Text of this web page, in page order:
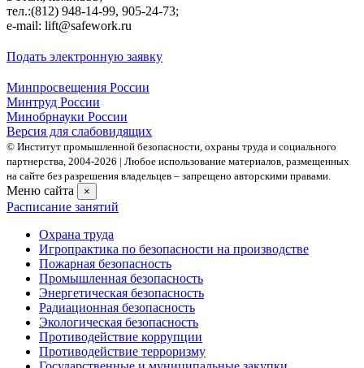
тел.:(812) 948-14-99, 905-24-73;
e-mail: lift@safework.ru
Подать электронную заявку
Минпросвещения России
Минтруд России
Минобрнауки России
Версия для слабовидящих
© Институт промышленной безопасности, охраны труда и социального
партнерства, 2004- 2026 | Любое использование материалов, размещенных
на сайте без разрешения владельцев – запрещено авторскими правами.
Меню сайта ×
Расписание занятий
Охрана труда
Игропрактика по безопасности на производстве
Пожарная безопасность
Промышленная безопасность
Энергетическая безопасность
Радиационная безопасность
Экологическая безопасность
Противодействие коррупции
Противодействие терроризму